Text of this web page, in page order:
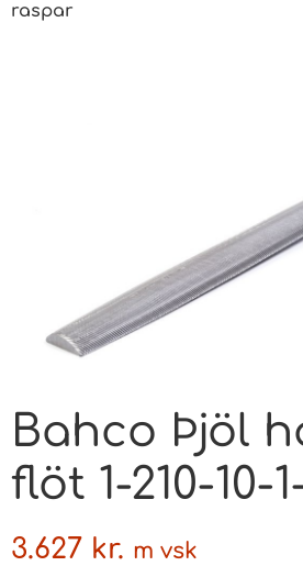
raspar
Bahco Þjöl
flöt 1-210-10-
3.627 kr. m vsk